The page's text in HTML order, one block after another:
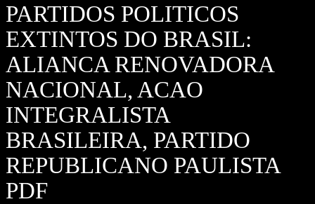
PARTIDOS POLITICOS
EXTINTOS DO BRASIL:
ALIANCA RENOVADORA
NACIONAL, ACAO
INTEGRALISTA
BRASILEIRA, PARTIDO
REPUBLICANO PAULISTA
PDF